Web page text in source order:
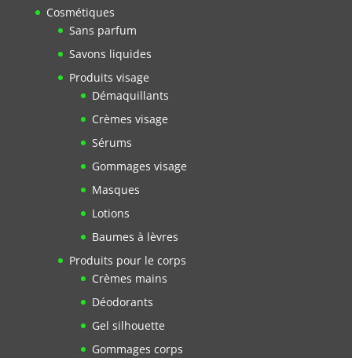
Cosmétiques
Sans parfum
Savons liquides
Produits visage
Démaquillants
Crèmes visage
Sérums
Gommages visage
Masques
Lotions
Baumes à lèvres
Produits pour le corps
Crèmes mains
Déodorants
Gel silhouette
Gommages corps